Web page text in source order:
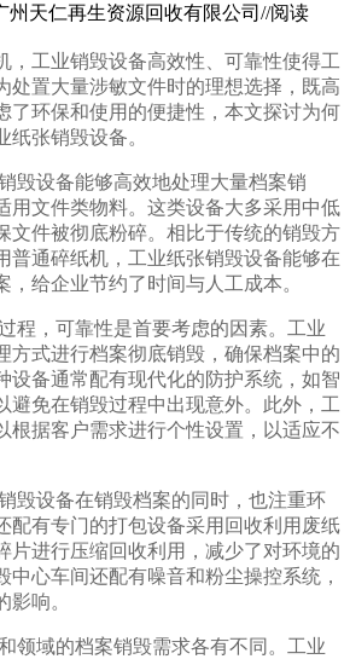
州天仁再生资源回收有限公司//阅读
，工业销毁设备高效性、可靠性使得工
处置大量涉敏文件时的理想选择，既高
了环保和使用的便捷性，本文探讨为何
张销毁设备。
毁设备能够高效地处理大量档案销
用文件类物料。这类设备大多采用中低
文件被彻底粉碎。相比于传统的销毁方
普通碎纸机，工业纸张销毁设备能够在
，给企业节约了时间与人工成本。
程，可靠性是首要考虑的因素。工业
方式进行档案彻底销毁，确保档案中的
设备通常配有现代化的防护系统，如智
避免在销毁过程中出现意外。此外，工
根据客户需求进行个性设置，以适应不
毁设备在销毁档案的同时，也注重环
配有专门的打包设备采用回收利用废纸
片进行压缩回收利用，减少了对环境的
中心车间还配有噪音和粉尘操控系统，
响。
领域的档案销毁需求各有不同。工业